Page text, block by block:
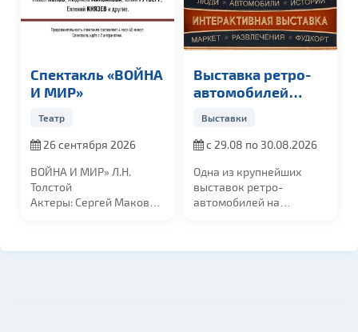
Спектакль «ВОЙНА
И МИР»
Театр
26 сентября 2026
ВОЙНА И МИР» Л.Н.
Толстой
Актеры: Сергей Маковецкий,
Выставка ретро-
автомобилей
Выставки
с 29.08 по 30.08.2026
Одна из крупнейших
выставок ретро-
автомобилей на